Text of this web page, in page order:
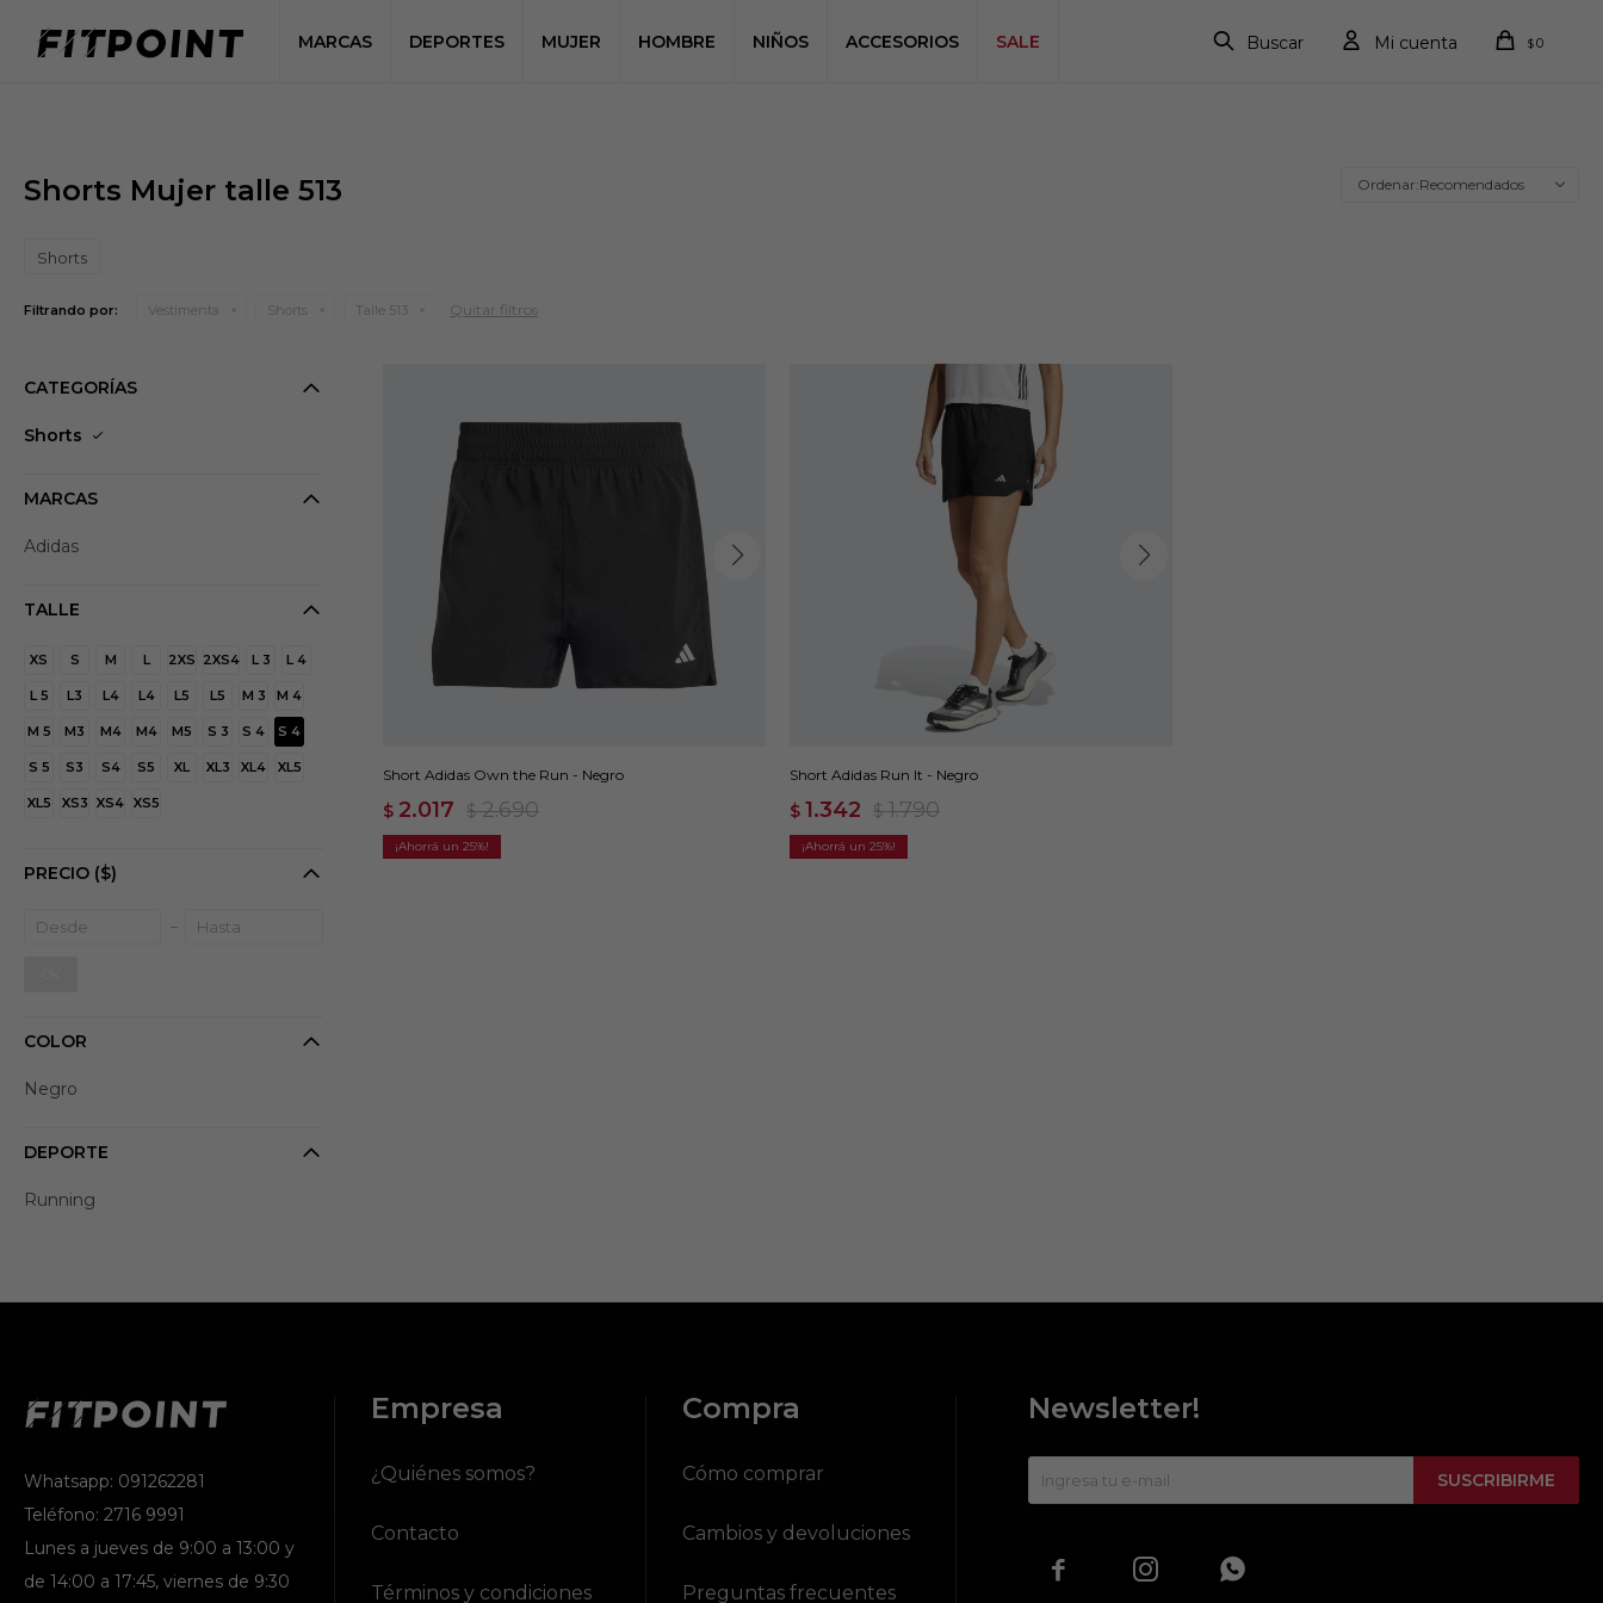
MARCAS DEPORTES MUJER HOMBRE NIÑOS ACCESORIOS SALE $0
Shorts Mujer talle 513 Recomendados
Shorts
Filtrando por: Vestimenta Shorts Talle 513 Quitar filtros
Short Adidas Own the Run - Negro
$ 2.017 $ 2.690
25
Short Adidas Run It - Negro
$ 1.342 $ 1.790
25
CATEGORÍAS
Shorts
MARCAS
Adidas
TALLE
XS S M L 2XS 2XS4 L 3 L 4
L 5 L3 L4 L4 L5 L5 M 3 M 4
M 5 M3 M4 M4 M5 S 3 S 4 S 4
S 5 S3 S4 S5 XL XL3 XL4 XL5
XL5 XS3 XS4 XS5
PRECIO ($)
COLOR
Negro
DEPORTE
Running
Whatsapp: 091262281
Teléfono: 2716 9991
Lunes a jueves de 9:00 a 13:00 y
de 14:00 a 17:45, viernes de 9:30
Empresa
¿Quiénes somos?
Contacto
Términos y condiciones
Compra
Cómo comprar
Cambios y devoluciones
Preguntas frecuentes
Newsletter!
SUSCRIBIRME
  